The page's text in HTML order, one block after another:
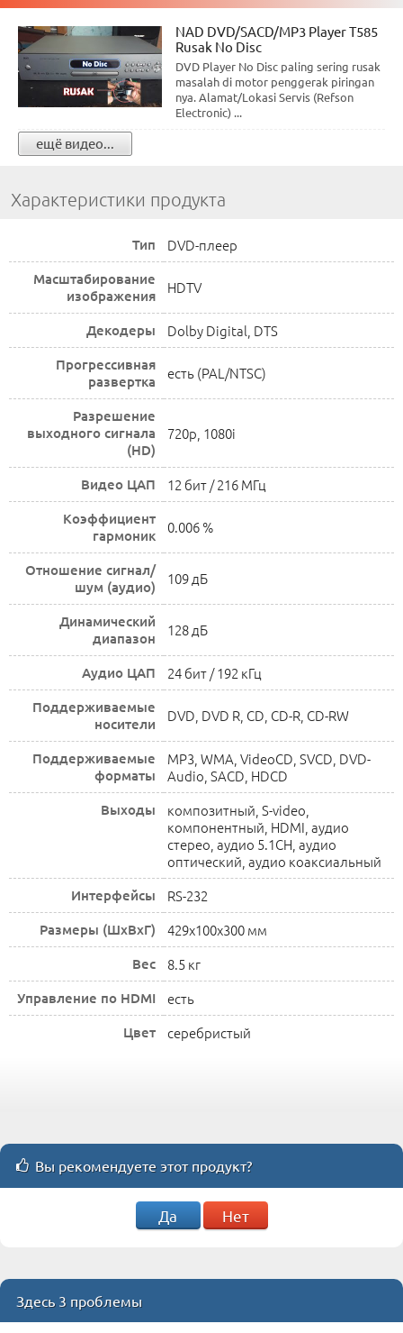
NAD DVD/SACD/MP3 Player T585
Rusak No Disc
DVD Player No Disc paling sering rusak
masalah di motor penggerak piringan
nya. Alamat/Lokasi Servis (Refson
Electronic) ...
ещё видео...
Характеристики продукта
Тип DVD-плеер
Масштабирование
изображения
HDTV
Декодеры Dolby Digital, DTS
Прогрессивная
развертка
есть (PAL/NTSC)
Разрешение
выходного сигнала
(HD)
720p, 1080i
Видео ЦАП 12 бит / 216 МГц
Коэффициент
гармоник
0.006 %
Отношение сигнал/
шум (аудио)
109 дБ
Динамический
диапазон
128 дБ
Аудио ЦАП 24 бит / 192 кГц
Поддерживаемые
носители
DVD, DVD R, CD, CD-R, CD-RW
Поддерживаемые
форматы
MP3, WMA, VideoCD, SVCD, DVD-
Audio, SACD, HDCD
Выходы
композитный, S-video,
компонентный, HDMI, аудио
стерео, аудио 5.1CH, аудио
оптический, аудио коаксиальный
Интерфейсы RS-232
Размеры (ШxВxГ) 429x100x300 мм
Вес 8.5 кг
Управление по HDMI есть
Цвет серебристый
Вы рекомендуете этот продукт?
Да Нет
Здесь 3 проблемы